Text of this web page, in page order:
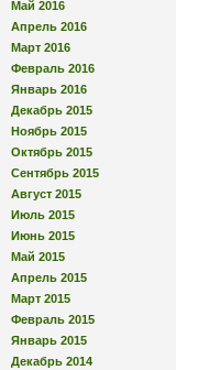
Май 2016
Апрель 2016
Март 2016
Февраль 2016
Январь 2016
Декабрь 2015
Ноябрь 2015
Октябрь 2015
Сентябрь 2015
Август 2015
Июль 2015
Июнь 2015
Май 2015
Апрель 2015
Март 2015
Февраль 2015
Январь 2015
Декабрь 2014